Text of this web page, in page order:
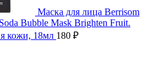
Маска для лица Berrisom
Bubble Mask Brighten Fruit.
кожи, 18мл 180 ₽